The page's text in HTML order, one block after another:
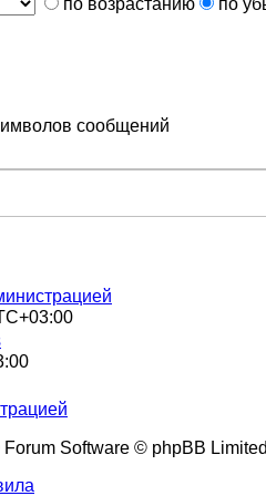
сообщений
Software © phpBB Limited